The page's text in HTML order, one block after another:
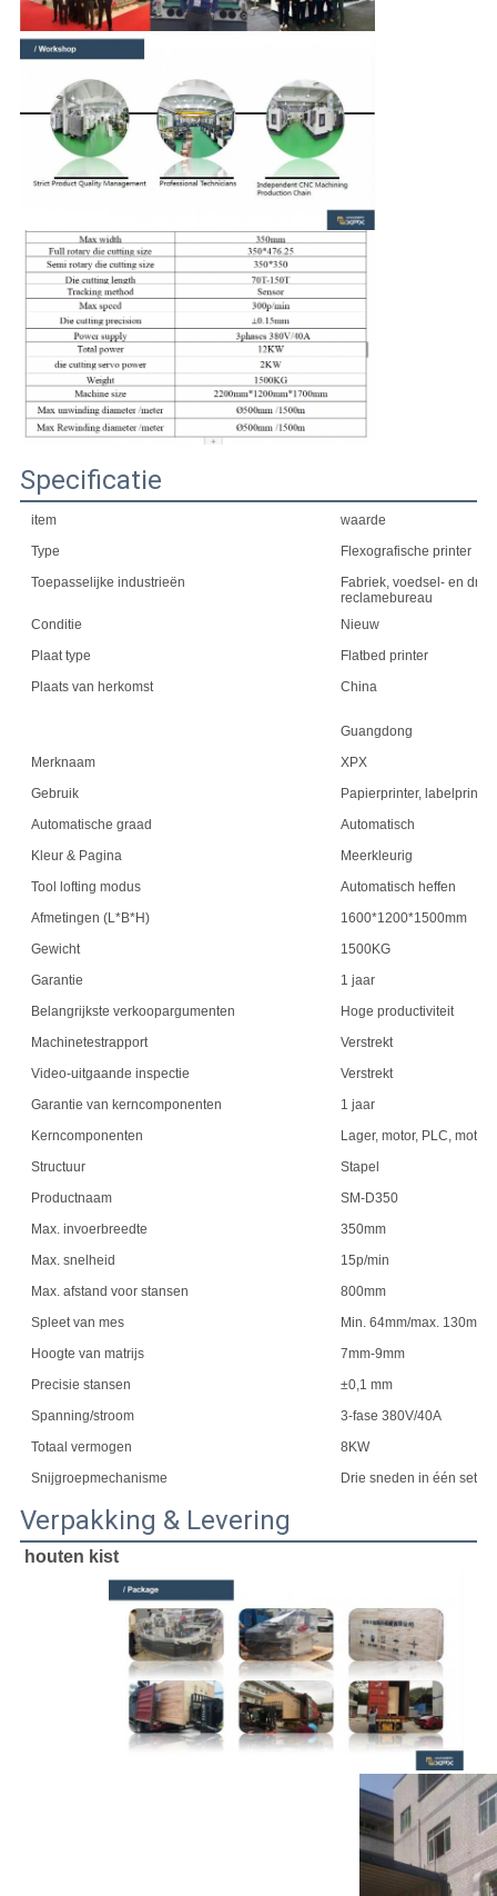
Specificatie
item
waarde
Type
Flexografische printer
Toepasselijke industrieën
Fabriek, voedsel- en
reclamebureau
Conditie
Nieuw
Plaat type
Flatbed printer
Plaats van herkomst
China
Guangdong
Merknaam
XPX
Gebruik
Papierprinter, labelprinter
Automatische graad
Automatisch
Kleur & Pagina
Meerkleurig
Tool lofting modus
Automatisch heffen
Afmetingen (L*B*H)
1600*1200*1500mm
Gewicht
1500KG
Garantie
1 jaar
Belangrijkste verkoopargumenten
Hoge productiviteit
Machinetestrapport
Verstrekt
Video-uitgaande inspectie
Verstrekt
Garantie van kerncomponenten
1 jaar
Kerncomponenten
Lager, motor, PLC, motor
Structuur
Stapel
Productnaam
SM-D350
Max. invoerbreedte
350mm
Max. snelheid
15p/min
Max. afstand voor stansen
800mm
Spleet van mes
Min. 64mm/max. 130mm
Hoogte van matrijs
7mm-9mm
Precisie stansen
±0,1 mm
Spanning/stroom
3-fase 380V/40A
Totaal vermogen
8KW
Snijgroepmechanisme
Drie sneden in één set
Verpakking & Levering
houten kist